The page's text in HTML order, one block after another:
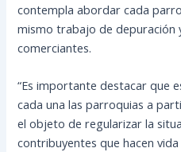
contempla abordar cada
mismo trabajo de depuración
comerciantes.
“Es importante destacar que
cada una las parroquias a
el objeto de regularizar la
contribuyentes que hacen